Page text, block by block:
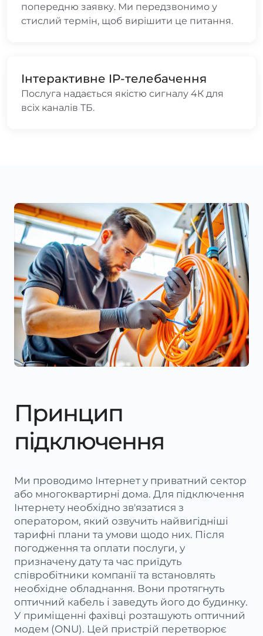
попередню заявку. Ми передзвонимо у
стислий термін, щоб вирішити це питання.
Інтерактивне IP-телебачення
Послуга надається якістю сигналу 4К для
всіх каналів ТБ.
Принцип
підключення
Ми проводимо Інтернет у приватний сектор
або многоквартирні дома. Для підключення
Інтернету необхідно зв'язатися з
оператором, який озвучить найвигідніші
тарифні плани та умови щодо них. Після
погодження та оплати послуги, у
призначену дату та час приїдуть
співробітники компанії та встановлять
необхідне обладнання. Вони протягнуть
оптичний кабель і заведуть його до будинку.
У приміщенні фахівці розташують оптичний
модем (ONU). Цей пристрій перетворює